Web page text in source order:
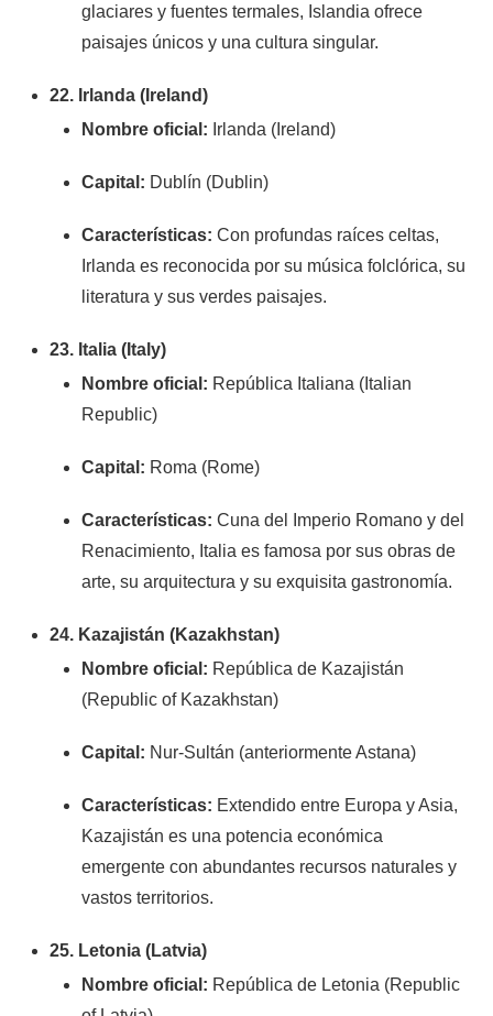
glaciares y fuentes termales, Islandia ofrece
paisajes únicos y una cultura singular.
22. Irlanda (Ireland)
Nombre oficial: Irlanda (Ireland)
Capital: Dublín (Dublin)
Características: Con profundas raíces celtas,
Irlanda es reconocida por su música folclórica, su
literatura y sus verdes paisajes.
23. Italia (Italy)
Nombre oficial: República Italiana (Italian
Republic)
Capital: Roma (Rome)
Características: Cuna del Imperio Romano y del
Renacimiento, Italia es famosa por sus obras de
arte, su arquitectura y su exquisita gastronomía.
24. Kazajistán (Kazakhstan)
Nombre oficial: República de Kazajistán
(Republic of Kazakhstan)
Capital: Nur-Sultán (anteriormente Astana)
Características: Extendido entre Europa y Asia,
Kazajistán es una potencia económica
emergente con abundantes recursos naturales y
vastos territorios.
25. Letonia (Latvia)
Nombre oficial: República de Letonia (Republic